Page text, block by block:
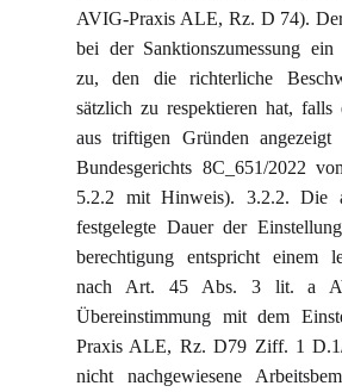
AVIG-Praxis ALE, Rz. D 74).
bei der Sanktionszumessung ein
zu, den die richterliche
sätzlich zu respektieren hat,
aus triftigen Gründen
Bundesgerichts 8C_651/2022
5.2.2 mit Hinweis). 3.2.2. Die
festgelegte Dauer der
berechtigung entspricht einem
nach Art. 45 Abs. 3 lit. a
Übereinstimmung mit dem
Praxis ALE, Rz. D79 Ziff. 1
nicht nachgewiesene